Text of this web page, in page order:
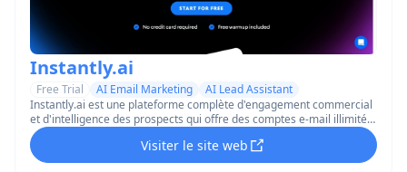
Instantly.ai
Free Trial AI Email Marketing
AI Lead Assistant
Instantly.ai est une plateforme complète d'engagement commercial
et d'intelligence des prospects qui offre des comptes e-mail illimités,
une sensibilisation automatisée, une optimisation de la délivrabilité
et des fonctionnalités alimentées par l'IA pour développer des
campagnes d'e-mails à froid.
Visiter le site web